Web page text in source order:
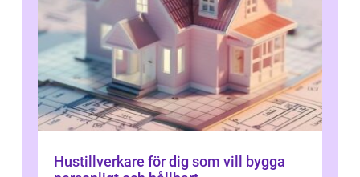
Hustillverkare för dig som vill bygga